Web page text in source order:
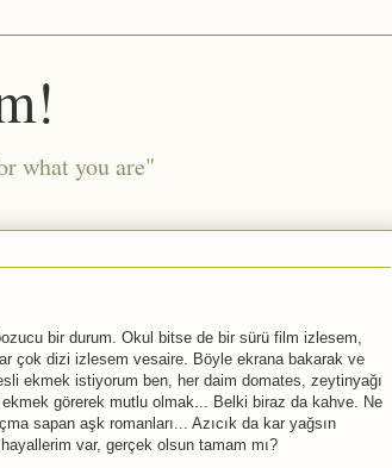
what you are"
bir durum. Okul bitse de bir sürü film izlesem,
çok dizi izlesem vesaire. Böyle ekrana bakarak ve
ekmek istiyorum ben, her daim domates, zeytinyağı
görerek mutlu olmak... Belki biraz da kahve. Ne
sapan aşk romanları... Azıcık da kar yağsın
var, gerçek olsun tamam mı?